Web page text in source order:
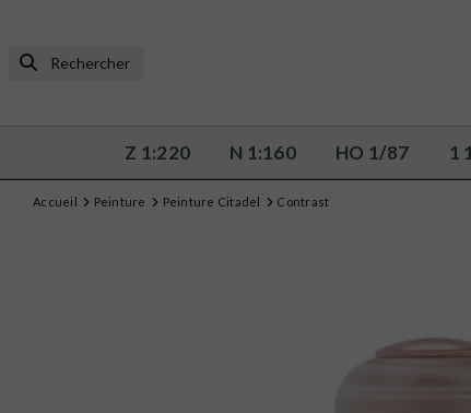
Z 1:220 N 1:160 HO 1/87 1
Accueil Peinture Peinture Citadel Contrast